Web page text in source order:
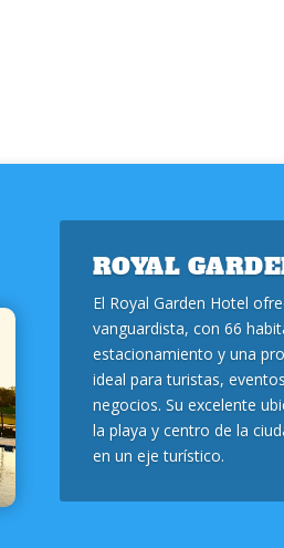
ROYAL
El Royal Garden Hotel
vanguardista, con 66
estacionamiento y una
ideal para turistas,
negocios. Su excelente
la playa y centro de la
en un eje turístico.